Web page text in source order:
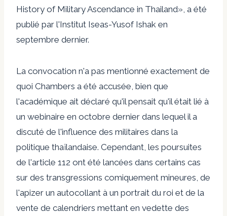
History of Military Ascendance in Thailand», a été
publié par l'Institut Iseas-Yusof Ishak en
septembre dernier.
La convocation n'a pas mentionné exactement de
quoi Chambers a été accusée, bien que
l'académique ait déclaré qu'il pensait qu'il était lié à
un webinaire en octobre dernier dans lequel il a
discuté de l'influence des militaires dans la
politique thaïlandaise. Cependant, les poursuites
de l'article 112 ont été lancées dans certains cas
sur des transgressions comiquement mineures, de
l'apizer un autocollant à un portrait du roi et de la
vente de calendriers mettant en vedette des